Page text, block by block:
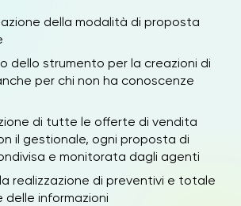
della modalità di proposta
dello strumento per la creazioni di
per chi non ha conoscenze
di tutte le offerte di vendita
il gestionale, ogni proposta di
e monitorata dagli agenti
realizzazione di preventivi e totale
delle informazioni